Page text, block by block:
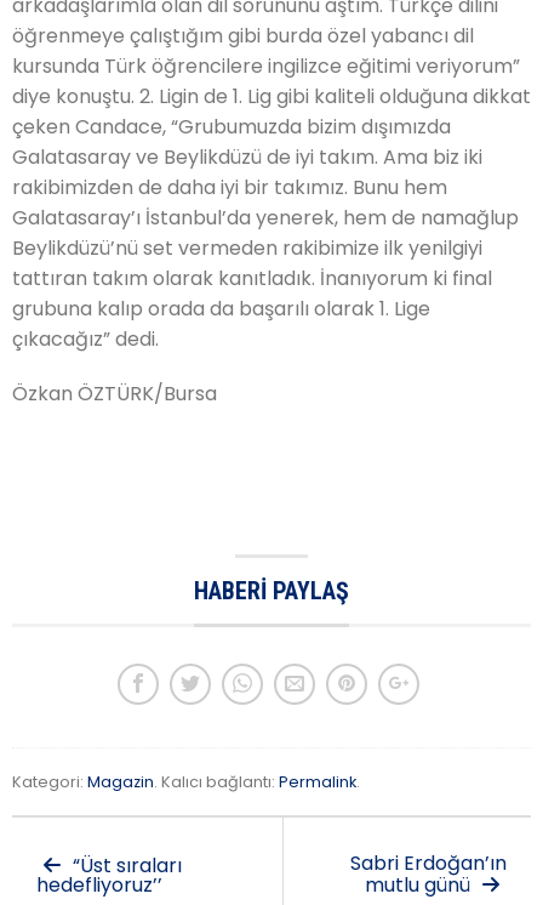
öğrenmeye çalıştığım gibi burda özel yabancı dil
kursunda Türk öğrencilere ingilizce eğitimi veriyorum”
diye konuştu. 2. Ligin de 1. Lig gibi kaliteli olduğuna dikkat
çeken Candace, “Grubumuzda bizim dışımızda
Galatasaray ve Beylikdüzü de iyi takım. Ama biz iki
rakibimizden de daha iyi bir takımız. Bunu hem
Galatasaray’ı İstanbul’da yenerek, hem de namağlup
Beylikdüzü’nü set vermeden rakibimize ilk yenilgiyi
tattıran takım olarak kanıtladık. İnanıyorum ki final
grubuna kalıp orada da başarılı olarak 1. Lige
çıkacağız” dedi.
Özkan ÖZTÜRK/Bursa
HABERI PAYLAŞ
Kategori: Magazin. Kalıcı bağlantı: Permalink.
“Üst sıraları
hedefliyoruz’’
Sabri Erdoğan’ın
mutlu günü